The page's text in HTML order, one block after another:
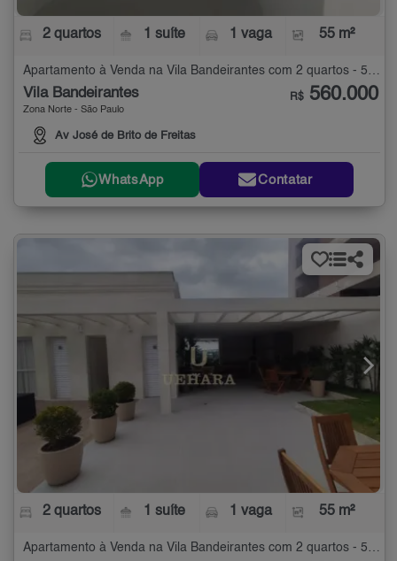
2 quartos 1 suíte 1 vaga 55 m²
Apartamento à Venda na Vila Bandeirantes com 2 quartos - 55 m²
Vila Bandeirantes
Zona Norte - São Paulo
Av José de Brito de Freitas
R$ 560.000
WhatsApp Contatar
2 quartos 1 suíte 1 vaga 55 m²
Apartamento à Venda na Vila Bandeirantes com 2 quartos - 55 m²